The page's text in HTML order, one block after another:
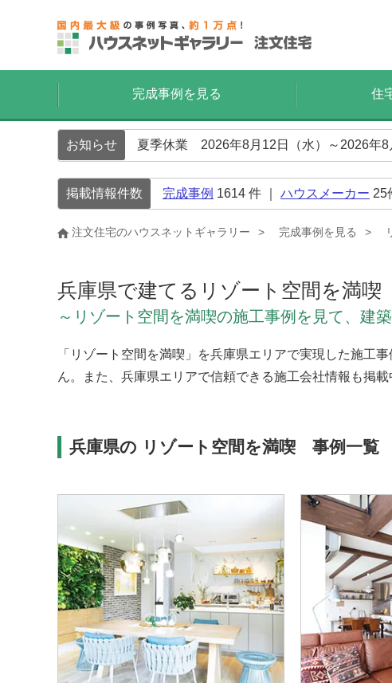
完成事例を見る 住
お知らせ 夏季休業 2026年8月12日（水）～2026年
掲載情報件数 完成事例 1614 件 ｜ ハウスメーカー 25
注文住宅のハウスネットギャラリー 完成事例を見る
兵庫県で建てるリゾート空間を満喫
～リゾート空間を満喫の施工事例を見て、建
「リゾート空間を満喫」を兵庫県エリアで実現した施工
ん。また、兵庫県エリアで信頼できる施工会社情報も掲
兵庫県の リゾート空間を満喫 事例一覧